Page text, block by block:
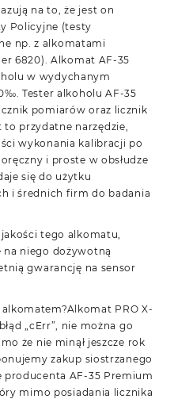
na to, że jest on
Policyjne (testy
np. z alkomatami
6820). Alkomat AF-35
w wydychanym
Tester alkoholu AF-35
pomiarów oraz licznik
przydatne narzędzie,
wykonania kalibracji po
i proste w obsłudze
się do użytku
i średnich firm do badania
tego alkomatu,
niego dożywotną
gwarancję na sensor
PRO X-
„cErr”, nie można go
że nie minął jeszcze rok
zakup siostrzanego
AF-35 Premium
mimo posiadania licznika